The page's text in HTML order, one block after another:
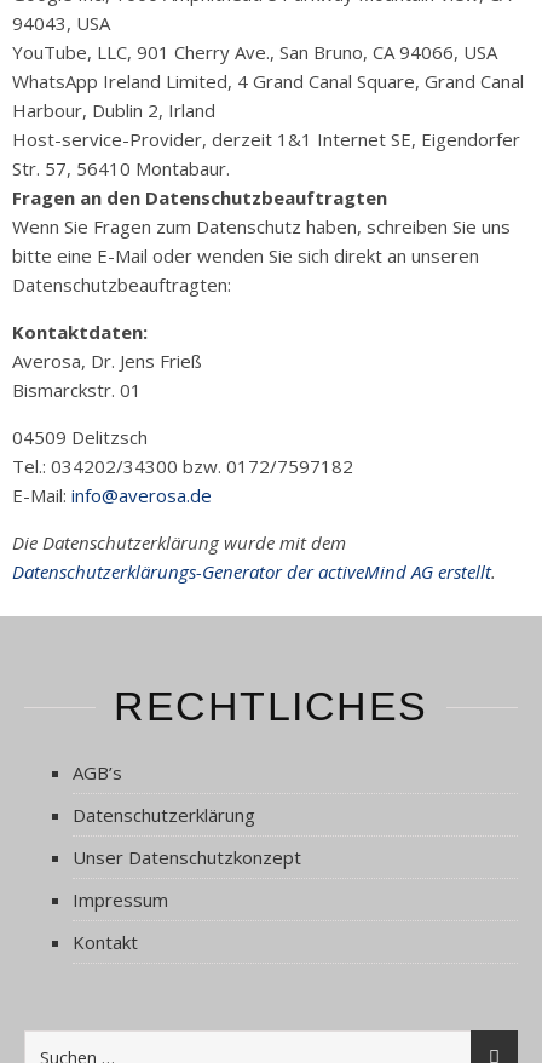
94043, USA
YouTube, LLC, 901 Cherry Ave., San Bruno, CA 94066, USA
WhatsApp Ireland Limited, 4 Grand Canal Square, Grand Canal
Harbour, Dublin 2, Irland
Host-service-Provider, derzeit 1&1 Internet SE, Eigendorfer
Str. 57, 56410 Montabaur.
Fragen an den Datenschutzbeauftragten
Wenn Sie Fragen zum Datenschutz haben, schreiben Sie uns
bitte eine E-Mail oder wenden Sie sich direkt an unseren
Datenschutzbeauftragten:
Kontaktdaten:
Averosa, Dr. Jens Frieß
Bismarckstr. 01
04509 Delitzsch
Tel.: 034202/34300 bzw. 0172/7597182
E-Mail: info@averosa.de
Die Datenschutzerklärung wurde mit dem
Datenschutzerklärungs-Generator der activeMind AG erstellt.
RECHTLICHES
AGB’s
Datenschutzerklärung
Unser Datenschutzkonzept
Impressum
Kontakt